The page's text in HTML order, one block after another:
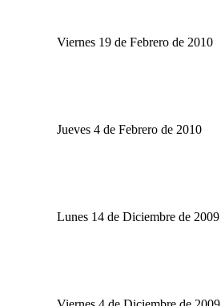
Viernes 19 de Febrero de 2010
Jueves 4 de Febrero de 2010
Lunes 14 de Diciembre de 2009